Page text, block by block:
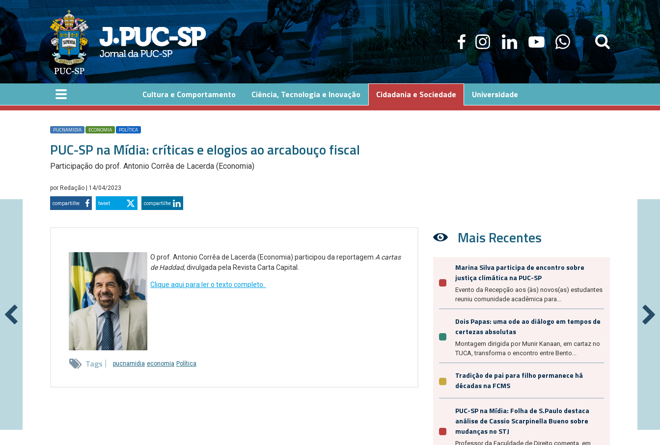
Pular para o conteúdo principal
Cultura e Comportamento Ciência, Tecnologia e Inovação Cidadania e Sociedade Universidade
PUCNAMIDIA ECONOMIA POLÍTICA
PUC-SP na Mídia: críticas e elogios ao arcabouço fiscal
Participação do prof. Antonio Corrêa de Lacerda (Economia)
por Redação | 14/04/2023
compartilhe tweet compartilhe
O prof. Antonio Corrêa de Lacerda (Economia) participou da reportagem A cartas
de Haddad, divulgada pela Revista Carta Capital.
Clique aqui para ler o texto completo.
Tags pucnamidia economia Política
Mais Recentes
Marina Silva participa de encontro sobre
justiça climática na PUC-SP
Evento da Recepção aos (às) novos(as) estudantes
reuniu comunidade acadêmica para...
Dois Papas: uma ode ao diálogo em tempos de
certezas absolutas
Montagem dirigida por Munir Kanaan, em cartaz no
TUCA, transforma o encontro entre Bento...
Tradição de pai para filho permanece há
décadas na FCMS
PUC-SP na Mídia: Folha de S.Paulo destaca
análise de Cassio Scarpinella Bueno sobre
mudanças no STJ
Professor da Faculdade de Direito comenta, em